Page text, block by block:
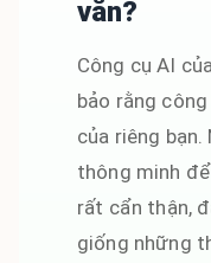
văn?
Công cụ AI
bảo rằng
của riêng
thông minh
rất cẩn thận,
giống những